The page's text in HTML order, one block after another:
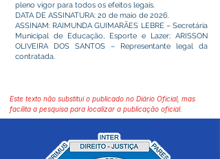
pleno vigor para todos os efeitos legais.
DATA DE ASSINATURA: 20 de maio de 2026.
ASSINAM: RAIMUNDA GUIMARÃES LEBRE – Secretária
Municipal de Educação, Esporte e Lazer; ARISSON
OLIVEIRA DOS SANTOS – Representante legal da
contratada.
Este texto não substitui o publicado no Diário Oficial, mas
facilita a pesquisa para localizar a publicação oficial.